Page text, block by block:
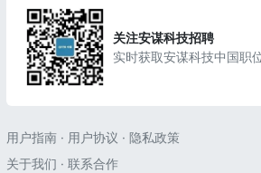
关注安谋科技招聘
实时获取安谋科技中国职
用户指南 · 用户协议 · 隐私政策
关于我们 · 联系合作